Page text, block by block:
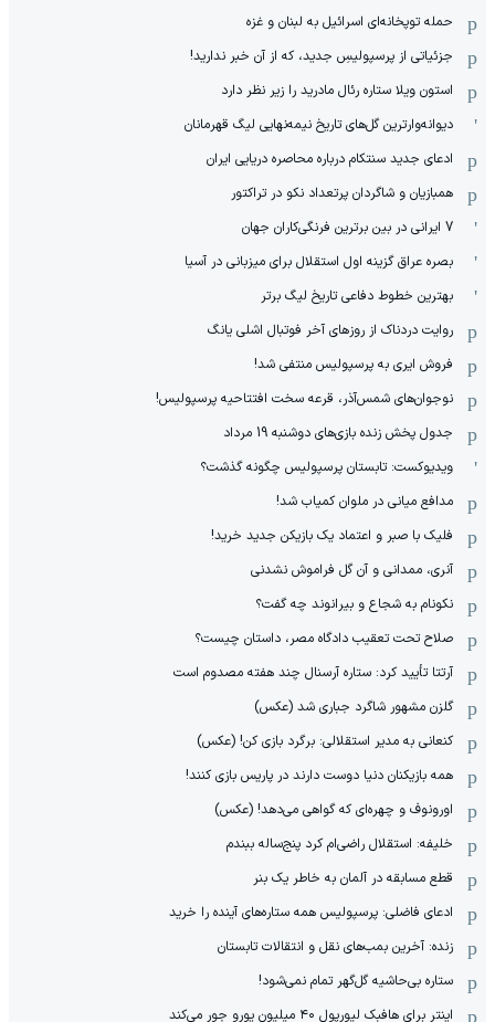
حمله توپخانه‌ای اسرائیل به لبنان و غزه
جزئیاتی از پرسپولیسِ جدید، که از آن ‌خبر ندارید!
استون ویلا ستاره رئال مادرید را زیر نظر دارد
دیوانه‌وارترین گل‌های تاریخ نیمه‌نهایی لیگ قهرمانان
ادعای جدید سنتکام درباره محاصره دریایی ایران
همبازیان و شاگردان پرتعداد نکو در تراکتور
7 ایرانی در بین برترین فرنگی‌کاران جهان
بصره عراق گزینه اول استقلال برای میزبانی در آسیا
بهترین خطوط دفاعی تاریخ لیگ برتر
روایت دردناک از روزهای آخر فوتبال اشلی یانگ
فروش ایری به پرسپولیس منتفی شد!
نوجوان‌های شمس‌آذر، قرعه سخت افتتاحیه پرسپولیس!
جدول پخش زنده بازی‌های دوشنبه 19 مرداد
ویدیوکست: تابستان پرسپولیس چگونه گذشت؟
مدافع میانی در ملوان کمیاب شد!
فلیک با صبر و اعتماد یک بازیکن جدید خرید!
آنری، ممدانی و آن گل فراموش نشدنی
نکونام به شجاع و بیرانوند چه گفت؟
صلاح تحت تعقیب دادگاه مصر، داستان چیست؟
آرتتا تأیید کرد: ستاره آرسنال چند هفته مصدوم است
گلزن مشهور شاگرد جباری شد (عکس)
کنعانی به مدیر استقلالی: برگرد بازی کن! (عکس)
همه بازیکنان دنیا دوست دارند در پاریس بازی کنند!
اورونوف و چهره‌ای که گواهی می‌دهد! (عکس)
خلیفه: استقلال راضی‌ام کرد پنج‌ساله ببندم
قطع مسابقه در آلمان به خاطر یک بنر
ادعای فاضلی: پرسپولیس همه ستاره‌های آینده را خرید
زنده: آخرین بمب‌های نقل و انتقالات تابستان
ستاره بی‌حاشیه گل‌گهر تمام نمی‌شود!
اینتر برای هافبک لیورپول ۴۰ میلیون یورو جور می‌کند